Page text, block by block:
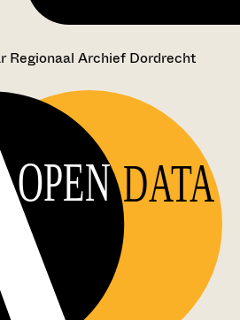
Regionaal Archief Dordrecht
OPEN DATA